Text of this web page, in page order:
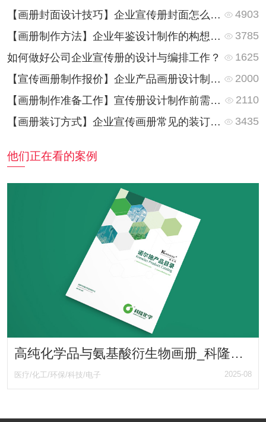
【画册封面设计技巧】企业宣传册封面怎么设计更好看？
4903
【画册制作方法】企业年鉴设计制作的构想与制作方法
3785
如何做好公司企业宣传册的设计与编排工作？
1625
【宣传画册制作报价】企业产品画册设计制作费用是怎么计算的？
2000
【画册制作准备工作】宣传册设计制作前需要准备哪些资料？
2110
【画册装订方式】企业宣传画册常见的装订方式都有哪些？
3435
他们正在看的案例
高纯化学品与氨基酸衍生物画册_科隆化学旗下品牌KNOWLES诺尔施产品目录手册
医疗/化工/环保/科技/电子 2025-08